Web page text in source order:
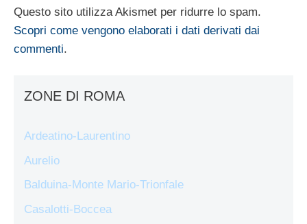
Questo sito utilizza Akismet per ridurre lo spam.
Scopri come vengono elaborati i dati derivati dai
commenti.
ZONE DI ROMA
Ardeatino-Laurentino
Aurelio
Balduina-Monte Mario-Trionfale
Casalotti-Boccea